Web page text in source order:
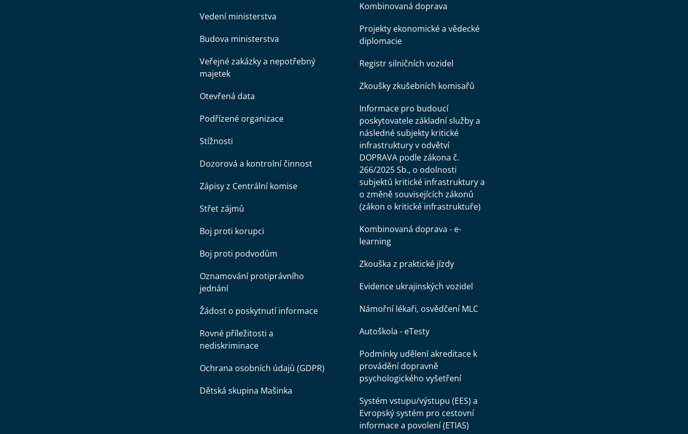
Vedení ministerstva
Budova ministerstva
Veřejné zakázky a nepotřebný
majetek
Otevřená data
Podřízené organizace
Stížnosti
Dozorová a kontrolní činnost
Zápisy z Centrální komise
Střet zájmů
Boj proti korupci
Boj proti podvodům
Oznamování protiprávního
jednání
Žádost o poskytnutí informace
Rovné příležitosti a
nediskriminace
Ochrana osobních údajů (GDPR)
Dětská skupina Mašinka
Kombinovaná doprava
Projekty ekonomické a vědecké
diplomacie
Registr silničních vozidel
Zkoušky zkušebních komisařů
Informace pro budoucí
poskytovatele základní služby a
následné subjekty kritické
infrastruktury v odvětví
DOPRAVA podle zákona č.
266/2025 Sb., o odolnosti
subjektů kritické infrastruktury a
o změně souvisejících zákonů
(zákon o kritické infrastruktuře)
Kombinovaná doprava - e-
learning
Zkouška z praktické jízdy
Evidence ukrajinských vozidel
Námořní lékaři, osvědčení MLC
Autoškola - eTesty
Podmínky udělení akreditace k
provádění dopravně
psychologického vyšetření
Systém vstupu/výstupu (EES) a
Evropský systém pro cestovní
informace a povolení (ETIAS)